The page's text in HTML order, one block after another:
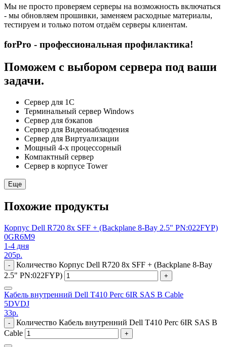
Мы не просто проверяем серверы на возможность включаться
- мы обновляем прошивки, заменяем расходные материалы,
тестируем и только потом отдаём серверы клиентам.
forPro - профессиональная профилактика!
Поможем с выбором сервера под ваши
задачи.
Сервер для 1С
Терминальный сервер Windows
Сервер для бэкапов
Сервер для Видеонаблюдения
Сервер для Виртуализации
Мощный 4-х процессорный
Компактный сервер
Сервер в корпусе Tower
Еще
Похожие продукты
Корпус Dell R720 8x SFF + (Backplane 8-Bay 2.5" PN:022FYP)
0GR6M9
1-4 дня
205р.
-
Количество Корпус Dell R720 8x SFF + (Backplane 8-Bay
2.5" PN:022FYP)
+
Кабель внутренний Dell T410 Perc 6IR SAS B Cable
5DVDJ
33р.
-
Количество Кабель внутренний Dell T410 Perc 6IR SAS B
Cable
+